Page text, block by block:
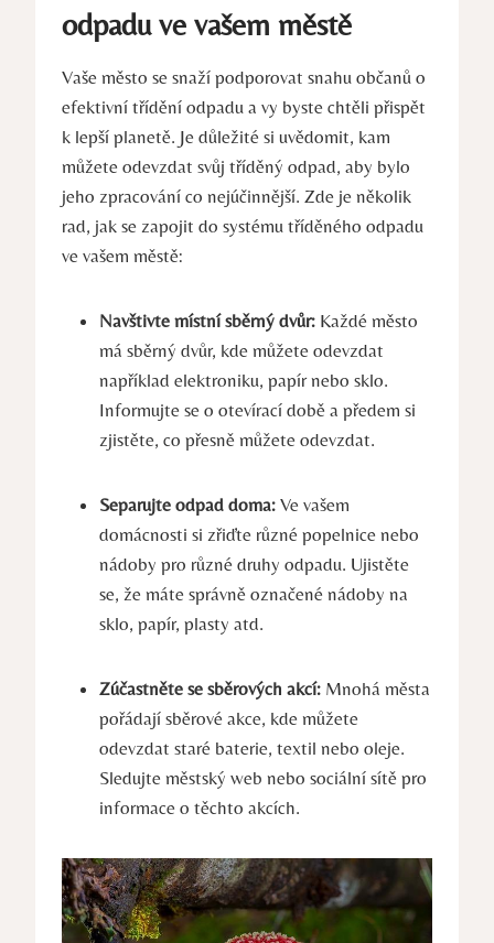
odpadu ve vašem městě
Vaše město se snaží podporovat snahu občanů o
efektivní třídění odpadu a vy byste chtěli přispět
k lepší planetě. Je důležité si uvědomit, kam
můžete odevzdat svůj tříděný odpad, aby bylo
jeho zpracování co nejúčinnější. Zde je několik
rad, jak se zapojit do systému tříděného odpadu
ve vašem městě:
Navštivte místní sběrný dvůr: Každé město
má sběrný dvůr, kde můžete odevzdat
například elektroniku, papír nebo sklo.
Informujte se o otevírací době a předem si
zjistěte, co přesně můžete odevzdat.
Separujte odpad doma: Ve vašem
domácnosti si zřiďte různé popelnice nebo
nádoby pro různé druhy odpadu. Ujistěte
se, že máte správně označené nádoby na
sklo, papír, plasty atd.
Zúčastněte se sběrových akcí: Mnohá města
pořádají sběrové akce, kde můžete
odevzdat staré baterie, textil nebo oleje.
Sledujte městský web nebo sociální sítě pro
informace o těchto akcích.